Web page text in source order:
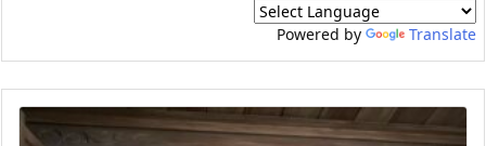

Powered by Translate